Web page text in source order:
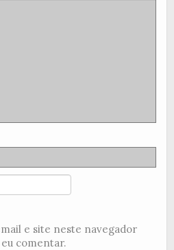
e site neste navegador
comentar.